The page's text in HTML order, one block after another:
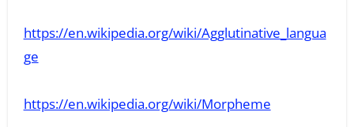
https://en.wikipedia.org/wiki/Agglutinative_langua
ge
https://en.wikipedia.org/wiki/Morpheme